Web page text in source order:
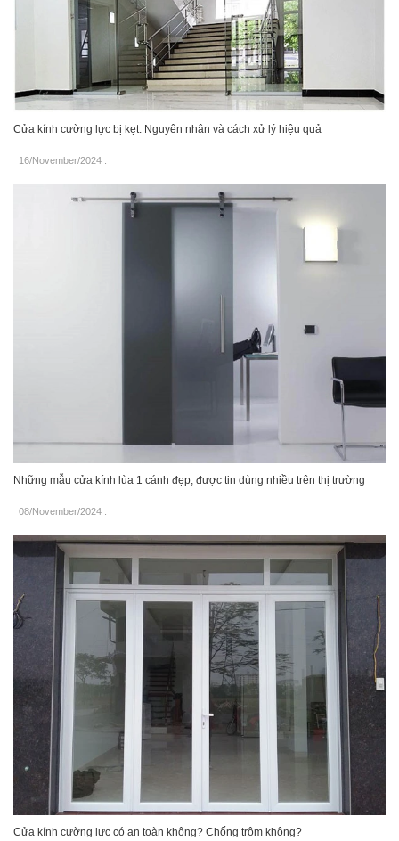
Cửa kính cường lực bị kẹt: Nguyên nhân và cách xử lý hiệu quả
16/November/2024
Những mẫu cửa kính lùa 1 cánh đẹp, được tin dùng nhiều trên thị trường
08/November/2024
Cửa kính cường lực có an toàn không? Chống trộm không?